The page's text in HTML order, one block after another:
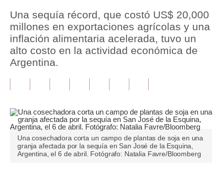
Finanzas Personales
Inmobiliarias
Plus G
Pregunta de hoy
Blogs
Una sequía récord, que costó US$ 20,000
millones en exportaciones agrícolas y una
inflación alimentaria acelerada, tuvo un
alto costo en la actividad económica de
Argentina.
Una cosechadora corta un campo de plantas de soja en una
granja afectada por la sequía en San José de la Esquina,
Argentina, el 6 de abril. Fotógrafo: Natalia Favre/Bloomberg